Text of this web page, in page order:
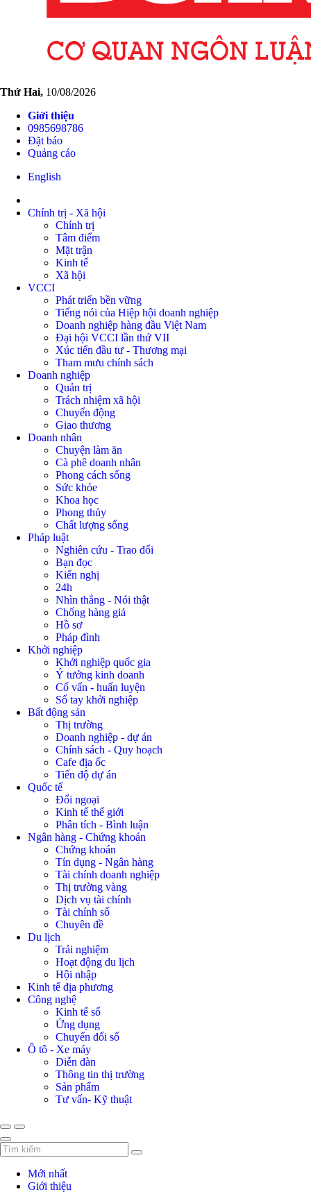
Thứ Hai, 10/08/2026
Giới thiệu
0985698786
Đặt báo
Quảng cáo
English
Chính trị - Xã hội
Chính trị
Tâm điểm
Mặt trận
Kinh tế
Xã hội
VCCI
Phát triển bền vững
Tiếng nói của Hiệp hội doanh nghiệp
Doanh nghiệp hàng đầu Việt Nam
Đại hội VCCI lần thứ VII
Xúc tiến đầu tư - Thương mại
Tham mưu chính sách
Doanh nghiệp
Quản trị
Trách nhiệm xã hội
Chuyển động
Giao thương
Doanh nhân
Chuyện làm ăn
Cà phê doanh nhân
Phong cách sống
Sức khỏe
Khoa học
Phong thủy
Chất lượng sống
Pháp luật
Nghiên cứu - Trao đổi
Bạn đọc
Kiến nghị
24h
Nhìn thẳng - Nói thật
Chống hàng giả
Hồ sơ
Pháp đình
Khởi nghiệp
Khởi nghiệp quốc gia
Ý tưởng kinh doanh
Cố vấn - huấn luyện
Sổ tay khởi nghiệp
Bất động sản
Thị trường
Doanh nghiệp - dự án
Chính sách - Quy hoạch
Cafe địa ốc
Tiến độ dự án
Quốc tế
Đối ngoại
Kinh tế thế giới
Phân tích - Bình luận
Ngân hàng - Chứng khoán
Chứng khoán
Tín dụng - Ngân hàng
Tài chính doanh nghiệp
Thị trường vàng
Dịch vụ tài chính
Tài chính số
Chuyên đề
Du lịch
Trải nghiệm
Hoạt động du lịch
Hội nhập
Kinh tế địa phương
Công nghệ
Kinh tế số
Ứng dụng
Chuyển đổi số
Ô tô - Xe máy
Diễn đàn
Thông tin thị trường
Sản phẩm
Tư vấn- Kỹ thuật
Mới nhất
Giới thiệu